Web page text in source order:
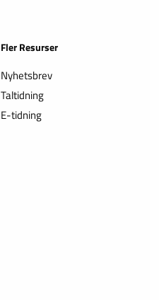
Fler Resurser
Nyhetsbrev
Taltidning
E-tidning